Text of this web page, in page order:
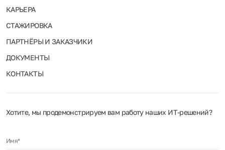
КАРЬЕРА
СТАЖИРОВКА
ПАРТНЁРЫ И ЗАКАЗЧИКИ
ДОКУМЕНТЫ
КОНТАКТЫ
Хотите, мы продемонстрируем вам работу наших ИТ‑решений?
Имя*